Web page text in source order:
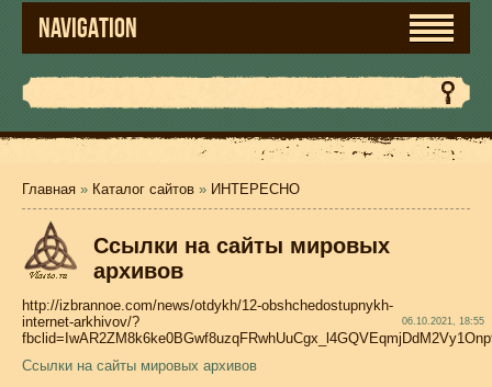
NAVIGATION
Главная » Каталог сайтов » ИНТЕРЕСНО
Ссылки на сайты мировых
архивов
http://izbrannoe.com/news/otdykh/12-obshchedostupnykh-
internet-arkhivov/?
06.10.2021, 18:55
Ссылки на сайты мировых архивов